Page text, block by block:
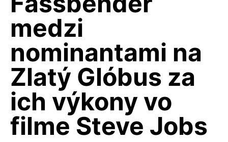
medzi
nominantami na
Zlatý Glóbus za
ich výkony vo
filme Steve Jobs